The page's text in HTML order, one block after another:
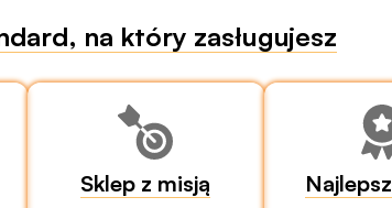
na który zasługujesz
Sklep z misją